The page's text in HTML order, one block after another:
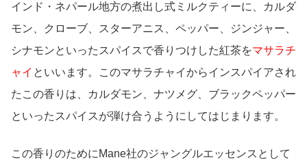
インド・ネパール地方の煮出し式ミルクティーに、カルダ
モン、クローブ、スターアニス、ペッパー、ジンジャー、
シナモンといったスパイスで香りつけした紅茶をマサラチ
ャイ といいます。このマサラチャイからインスパイアされ
たこの香りは、カルダモン、ナツメグ、ブラックペッパー
といったスパイスが弾け合うようにしてはじまります。
この香りのためにMane社のジャングルエッセンスとして